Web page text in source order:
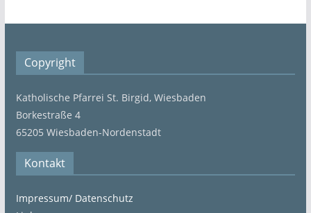
Copyright
Katholische Pfarrei St. Birgid, Wiesbaden
Borkestraße 4
65205 Wiesbaden-Nordenstadt
Kontakt
Impressum/ Datenschutz